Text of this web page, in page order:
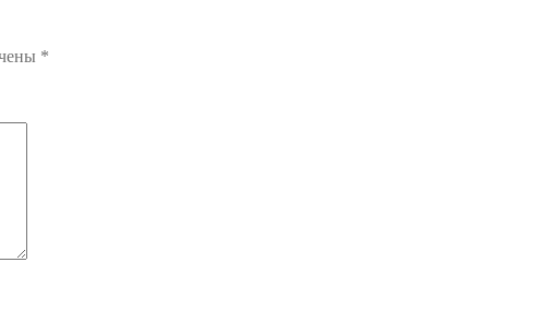
*